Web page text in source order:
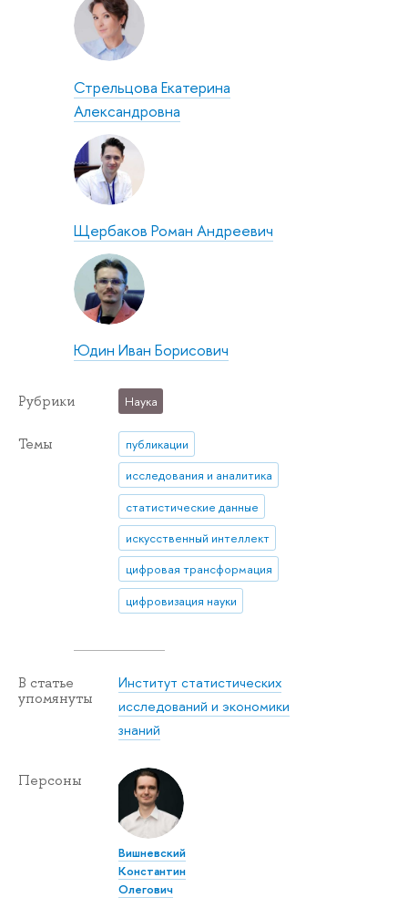
Стрельцова Екатерина
Александровна
Щербаков Роман Андреевич
Юдин Иван Борисович
Рубрики Наука
Темы
публикации
исследования и аналитика
статистические данные
искусственный интеллект
цифровая трансформация
цифровизация науки
В статье
упомянуты
Институт статистических
исследований и экономики
знаний
Персоны
Вишневский
Константин
Олегович